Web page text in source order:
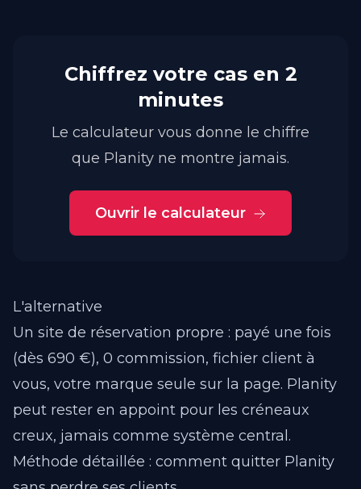
Chiffrez votre cas en 2
minutes
Le calculateur vous donne le chiffre
que Planity ne montre jamais.
Ouvrir le calculateur
L'alternative
Un site de réservation propre : payé une fois
(dès 690 €), 0 commission, fichier client à
vous, votre marque seule sur la page. Planity
peut rester en appoint pour les créneaux
creux, jamais comme système central.
Méthode détaillée : comment quitter Planity